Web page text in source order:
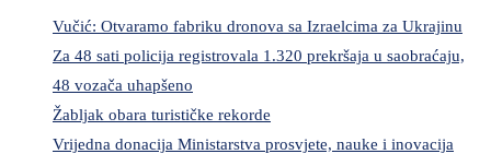
Vučić: Otvaramo fabriku dronova sa Izraelcima za Ukrajinu
Za 48 sati policija registrovala 1.320 prekršaja u saobraćaju,
48 vozača uhapšeno
Žabljak obara turističke rekorde
Vrijedna donacija Ministarstva prosvjete, nauke i inovacija